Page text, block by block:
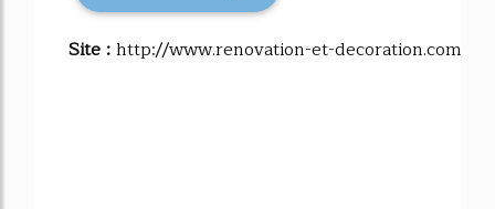
Site :http://www.renovation-et-decoration.com